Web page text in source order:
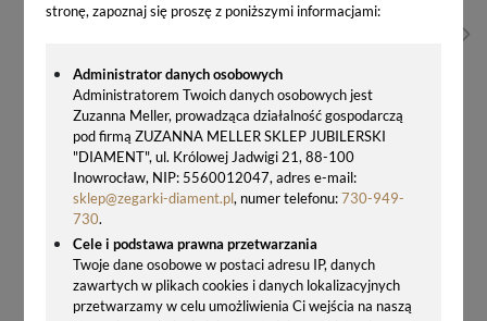
stronę, zapoznaj się proszę z poniższymi informacjami:
Administrator danych osobowych
Administratorem Twoich danych osobowych jest
Zuzanna Meller, prowadząca działalność gospodarczą
pod firmą ZUZANNA MELLER SKLEP JUBILERSKI
"DIAMENT", ul. Królowej Jadwigi 21, 88-100
Inowrocław, NIP: 5560012047, adres e-mail:
sklep@zegarki-diament.pl, numer telefonu:730-949-
730.
Cele i podstawa prawna przetwarzania
Twoje dane osobowe w postaci adresu IP, danych
zawartych w plikach cookies i danych lokalizacyjnych
przetwarzamy w celu umożliwienia Ci wejścia na naszą
476,00 zł